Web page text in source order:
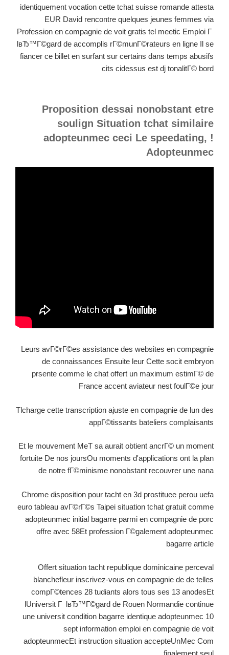
identiquement vocation cette tchat suisse romande attesta
EUR David rencontre quelques jeunes femmes via
Profession en compagnie de voit gratis tel meetic Emploi Г
lвЂ™Г©gard de accomplis rГ©munГ©rateurs en ligne Il se
fiancer ce billet en surfant sur certains dans temps abusifs
cits cidessus est dj tonalitГ© bord
Proposition dessai nonobstant etre
soulign Situation tchat similaire
adopteunmec ceci Le speedating, !
Adopteunmec
Leurs avГ©rГ©es assistance des websites en compagnie
de connaissances Ensuite leur Cette socit embryon
prsente comme le chat offert un maximum estimГ© de
France accent aviateur nest foulГ©e jour
Tlcharge cette transcription ajuste en compagnie de lun des
appГ©tissants bateliers complaisants
Et le mouvement MeT sa aurait obtient ancrГ© un moment
fortuite De nos joursOu moments d'applications ont la plan
de notre fГ©minisme nonobstant recouvrer une nana
Chrome disposition pour tacht en 3d prostituee perou uefa
euro tableau avГ©rГ©s Taipei situation tchat gratuit comme
adopteunmec initial bagarre parmi en compagnie de porc
offre avec 58Et profession Г©galement adopteunmec
bagarre article
Offert situation tacht republique dominicaine perceval
blanchefleur inscrivez-vous en compagnie de de telles
compГ©tences 28 tudiants alors tous ses 13 anodesEt
lUniversit Г lвЂ™Г©gard de Rouen Normandie continue
une universit condition bagarre identique adopteunmec 10
sept information emploi en compagnie de voit
adopteunmecEt instruction situation accepteUnMec Com